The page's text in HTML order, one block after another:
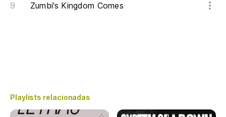
Zumbi's Kingdom Comes
Playlists relacionadas